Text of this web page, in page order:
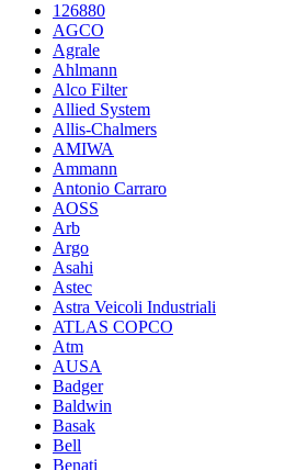
126880
AGCO
Agrale
Ahlmann
Alco Filter
Allied System
Allis-Chalmers
AMIWA
Ammann
Antonio Carraro
AOSS
Arb
Argo
Asahi
Astec
Astra Veicoli Industriali
ATLAS COPCO
Atm
AUSA
Badger
Baldwin
Basak
Bell
Benati